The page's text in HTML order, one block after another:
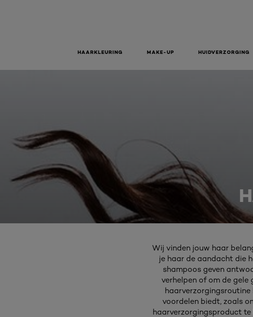
HAARKLEURING MAKE-UP HUIDVERZORGING
Wij vinden jouw haar
je haar de aandacht die
shampoos geven
verhelpen of om de gele
haarverzorgingsroutine
voordelen biedt, zoals
haarverzorgingsproduct